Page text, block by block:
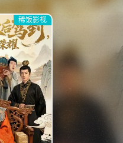
稀饭影视